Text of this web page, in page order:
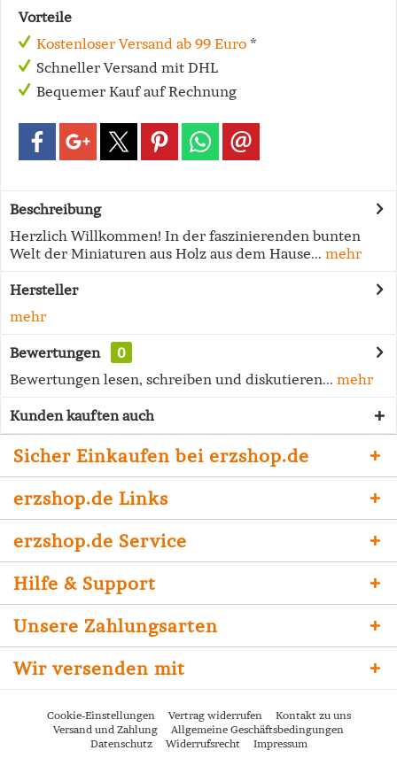
Vorteile
Kostenloser Versand ab 99 Euro *
Schneller Versand mit DHL
Bequemer Kauf auf Rechnung
Beschreibung
Herzlich Willkommen! In der faszinierenden bunten
Welt der Miniaturen aus Holz aus dem Hause... mehr
Hersteller
mehr
Bewertungen
0
Bewertungen lesen, schreiben und diskutieren... mehr
Kunden kauften auch
Sicher Einkaufen bei erzshop.de
erzshop.de Links
erzshop.de Service
Hilfe & Support
Unsere Zahlungsarten
Wir versenden mit
Cookie-Einstellungen Vertrag widerrufen
Kontakt zu uns
Versand und Zahlung
Allgemeine Geschäftsbedingungen
Datenschutz
Widerrufsrecht Impressum